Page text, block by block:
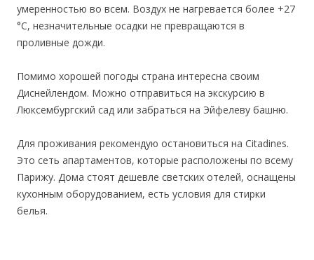
умеренностью во всем. Воздух не нагревается более +27
°С, незначительные осадки не превращаются в
проливные дожди.
Помимо хорошей погоды страна интересна своим
Диснейлендом. Можно отправиться на экскурсию в
Люксембургский сад или забраться на Эйфелеву башню.
Для проживания рекомендую остановиться на Citadines.
Это сеть апартаментов, которые расположены по всему
Парижу. Дома стоят дешевле светских отелей, оснащены
кухонным оборудованием, есть условия для стирки
белья.